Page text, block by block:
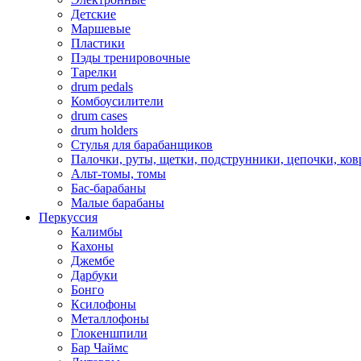
Детские
Маршевые
Пластики
Пэды тренировочные
Тарелки
drum pedals
Комбоусилители
drum cases
drum holders
Стулья для барабанщиков
Палочки, руты, щетки, подструнники, цепочки,
Альт-томы, томы
Бас-барабаны
Малые барабаны
Перкуссия
Калимбы
Кахоны
Джембе
Дарбуки
Бонго
Ксилофоны
Металлофоны
Глокеншпили
Бар Чаймс